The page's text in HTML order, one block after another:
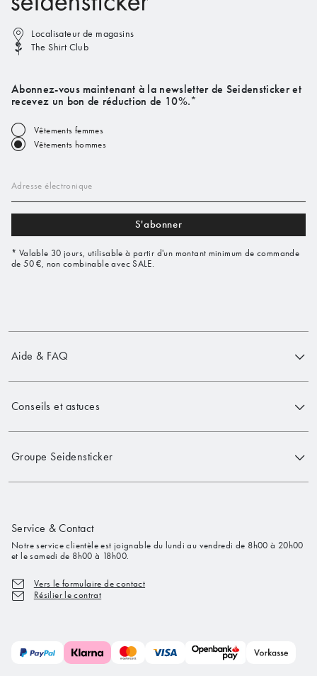
Localisateur de magasins
The Shirt Club
Abonnez-vous maintenant à la newsletter de Seidensticker et
recevez un bon de réduction de 10%.*
Vêtements femmes
Vêtements hommes
Adresse électronique
S'abonner
* Valable 30 jours, utilisable à partir d'un montant minimum de commande
de 50 €, non combinable avec SALE.
Aide & FAQ
Conseils et astuces
Groupe Seidensticker
Service & Contact
Notre service clientèle est joignable du lundi au vendredi de 8h00 à 20h00
et le samedi de 8h00 à 18h00.
Vers le formulaire de contact
Résilier le contrat